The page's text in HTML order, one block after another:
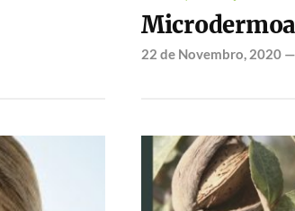
22 de Novembro, 2020—